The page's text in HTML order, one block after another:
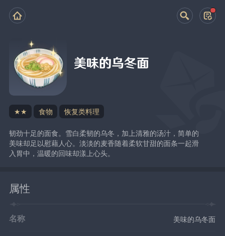
美味的乌冬面
★★ 食物 恢复类料理
韧劲十足的面食。雪白柔韧的乌冬，加上清雅的汤汁，简单的
美味却足以慰藉人心。淡淡的麦香随着柔软甘甜的面条一起滑
入胃中，温暖的回味却漾上心头。
属性
名称 美味的乌冬面